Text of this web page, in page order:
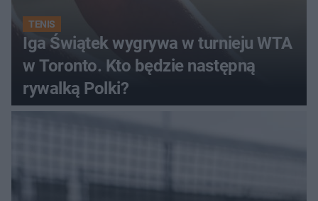
TENIS
Iga Świątek wygrywa w turnieju WTA
w Toronto. Kto będzie następną
rywalką Polki?